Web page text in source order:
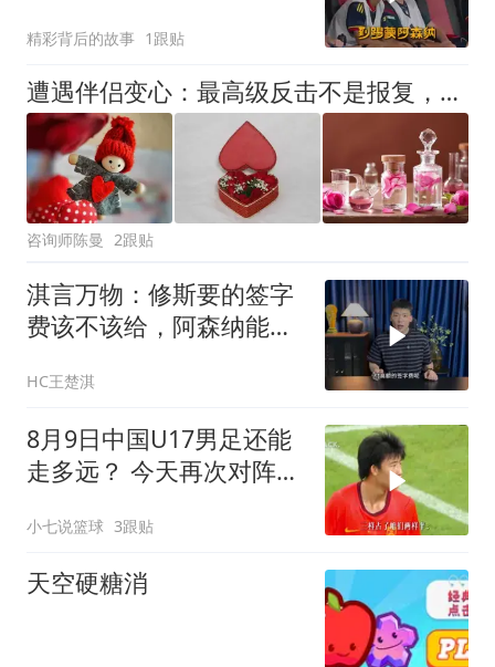
精彩背后的故事 1跟贴
遭遇伴侣变心：最高级反击不是报复，是完成这5步“心理蜕变”！
咨询师陈曼 2跟贴
淇言万物：修斯要的签字
费该不该给，阿森纳能得
HC王楚淇
8月9日中国U17男足还能
走多远？ 今天再次对阵阿
小七说篮球 3跟贴
天空硬糖消